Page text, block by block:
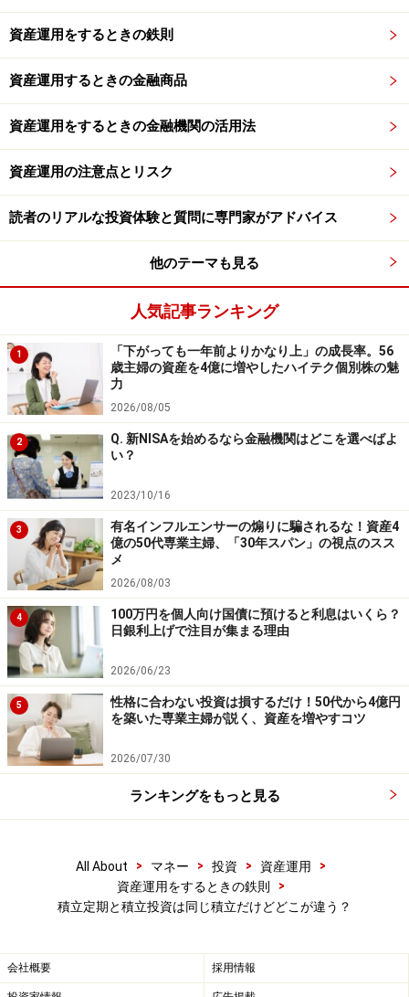
資産運用をするときの鉄則
資産運用するときの金融商品
資産運用をするときの金融機関の活用法
資産運用の注意点とリスク
読者のリアルな投資体験と質問に専門家がアドバイス
他のテーマも見る
人気記事ランキング
1
「下がっても一年前よりかなり上」の成長率。56
歳主婦の資産を4億に増やしたハイテク個別株の魅
力
2026/08/05
2
Q. 新NISAを始めるなら金融機関はどこを選べばよ
い？
2023/10/16
3
有名インフルエンサーの煽りに騙されるな！資産4
億の50代専業主婦、「30年スパン」の視点のスス
メ
2026/08/03
4
100万円を個人向け国債に預けると利息はいくら？
日銀利上げで注目が集まる理由
2026/06/23
5
性格に合わない投資は損するだけ！50代から4億円
を築いた専業主婦が説く、資産を増やすコツ
2026/07/30
ランキングをもっと見る
All About > マネー > 投資 > 資産運用
>
資産運用をするときの鉄則
>
積立定期と積立投資は同じ積立だけどどこが違う？
会社概要 採用情報